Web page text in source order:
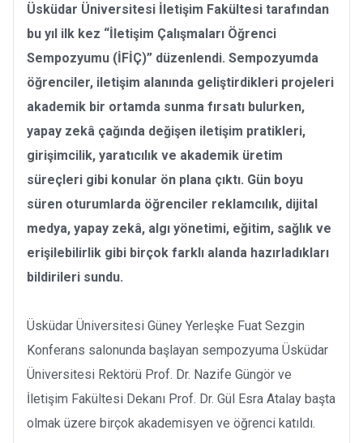
Üsküdar Üniversitesi İletişim Fakültesi tarafından
bu yıl ilk kez “İletişim Çalışmaları Öğrenci
Sempozyumu (İFİÇ)” düzenlendi. Sempozyumda
öğrenciler, iletişim alanında geliştirdikleri projeleri
akademik bir ortamda sunma fırsatı bulurken,
yapay zekâ çağında değişen iletişim pratikleri,
girişimcilik, yaratıcılık ve akademik üretim
süreçleri gibi konular ön plana çıktı. Gün boyu
süren oturumlarda öğrenciler reklamcılık, dijital
medya, yapay zekâ, algı yönetimi, eğitim, sağlık ve
erişilebilirlik gibi birçok farklı alanda hazırladıkları
bildirileri sundu.
Üsküdar Üniversitesi Güney Yerleşke Fuat Sezgin
Konferans salonunda başlayan sempozyuma Üsküdar
Üniversitesi Rektörü Prof. Dr. Nazife Güngör ve
İletişim Fakültesi Dekanı Prof. Dr. Gül Esra Atalay başta
olmak üzere birçok akademisyen ve öğrenci katıldı.